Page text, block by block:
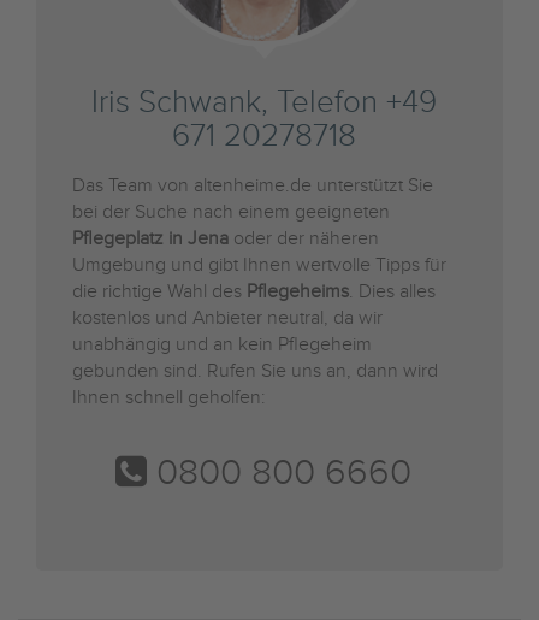
Iris Schwank, Telefon +49
671 20278718
Das Team von altenheime.de unterstützt Sie
bei der Suche nach einem geeigneten
Pflegeplatz in Jena oder der näheren
Umgebung und gibt Ihnen wertvolle Tipps für
die richtige Wahl des Pflegeheims. Dies alles
kostenlos und Anbieter neutral, da wir
unabhängig und an kein Pflegeheim
gebunden sind. Rufen Sie uns an, dann wird
Ihnen schnell geholfen:
0800 800 6660